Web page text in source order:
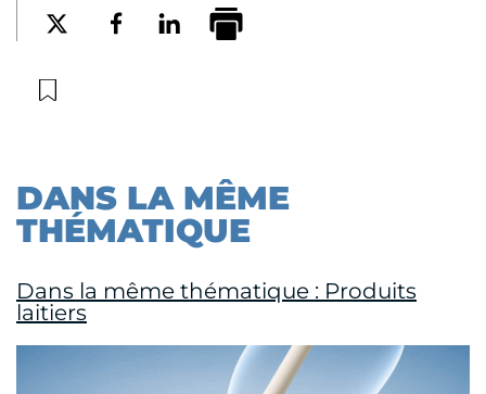
DANS LA MÊME
THÉMATIQUE
Dans la même thématique : Produits
laitiers